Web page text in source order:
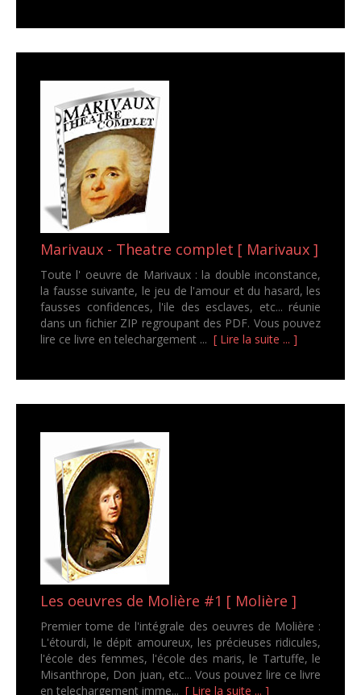
Marivaux - Theatre complet [ Marivaux ]
Toute l' oeuvre de Marivaux : la double inconstance,
la fausse suivante, le jeu de l'amour et du hasard, les
fausses confidences, l'ile des esclaves, etc... réunie
dans un fichier ZIP regroupant des PDF. Vous pouvez
lire ce livre en telechargement ... [ Lire la suite ... ]
Les oeuvres de Molière #1 [ Molière ]
Premier tome de l'intégrale des oeuvres de Molière :
L'étourdi, le dépit amoureux, les précieuses ridicules,
l'école des femmes, l'école des maris, le Tartuffe, le
Misanthrope, Don juan, etc... Vous pouvez lire ce livre
en telechargement imme... [ Lire la suite ... ]